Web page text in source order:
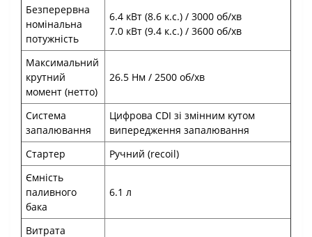
Безперервна
номінальна
потужність
6.4 кВт (8.6 к.с.) / 3000 об/хв
7.0 кВт (9.4 к.с.) / 3600 об/хв
Максимальний
крутний
момент (нетто)
26.5 Нм / 2500 об/хв
Система
запалювання
Цифрова CDI зі змінним кутом
випередження запалювання
Стартер
Ручний (recoil)
Ємність
паливного
бака
6.1 л
Витрата